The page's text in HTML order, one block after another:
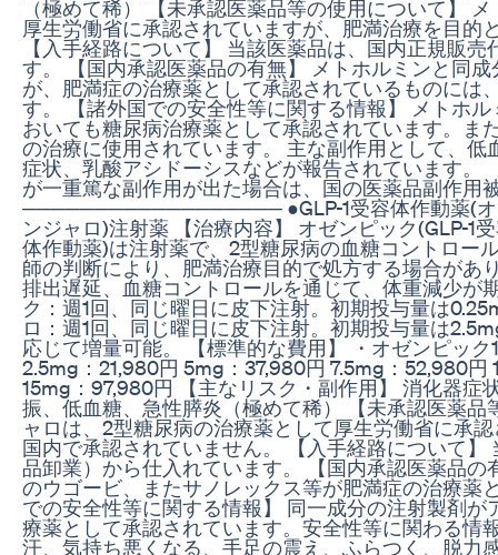
（極めて稀） 【未承認医薬品等の使用について】
厚生労働省に承認されていますが、肥満治療を目的
【入手経路について】 当該医薬品は、国内正規販
す。 【国内承認医薬品の有無】 メトホルミンと同
が、肥満症の治療薬として承認されているものには
す。 【諸外国での安全性等に関する情報】 メトホ
おいても糖尿病治療薬として承認されています。ま
の治療に使用されています。 主な副作用として、
症状、乳酸アシドーシスなどが報告されています。
が一重篤な副作用が出た場合は、国の医薬品副作用
────────────────── ●GLP-1受容体作動薬(オ
ンジャロ)注射薬 【治療内容】 オゼンピック(GLP-1
体作動薬)は注射薬で、2型糖尿病の血糖コントロー
師の判断により、肥満治療目的で処方する場合があ
排出遅延、血糖コントロールを通じて、体重減少が
ク：週1回、同じ曜日に皮下注射。初期投与量は
ロ：週1回、同じ曜日に皮下注射。初期投与量は
応じて増量可能。 【標準的な費用】 ・オゼンピッ
2.5mg：21,980円 5mg：37,980円 7.5mg：52,980
15mg：97,980円 【主なリスク・副作用】 消化器症
振、低血糖、急性膵炎（極めて稀） 【未承認医薬
ャロは、2型糖尿病の治療薬として厚生労働省に承
国内で承認されていません。 【入手経路について
品卸業）から仕入れています。 【国内承認医薬品
のウゴービ、またサノレックス等が肥満症の治療薬
での安全性等に関する情報】 同一成分の注射製剤
療薬として承認されています。安全性等に関わる情
汗、気持ち悪くなる、手足の震え、ふらつく、脱力